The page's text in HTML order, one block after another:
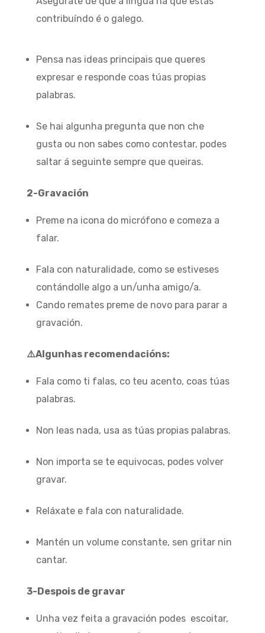
contribuíndo é o galego.
Pensa nas ideas principais que queres
expresar e responde coas túas propias
palabras.
Se hai algunha pregunta que non che
gusta ou non sabes como contestar, podes
saltar á seguinte sempre que queiras.
2-Gravación
Preme na icona do micrófono e comeza a
falar.
Fala con naturalidade, como se estiveses
contándolle algo a un/unha amigo/a.
Cando remates preme de novo para parar a
gravación.
⚠️Algunhas recomendacións:
Fala como ti falas, co teu acento, coas túas
palabras.
Non leas nada, usa as túas propias palabras.
Non importa se te equivocas, podes volver
gravar.
Reláxate e fala con naturalidade.
Mantén un volume constante, sen gritar nin
cantar.
3-Despois de gravar
Unha vez feita a gravación podes escoitar,